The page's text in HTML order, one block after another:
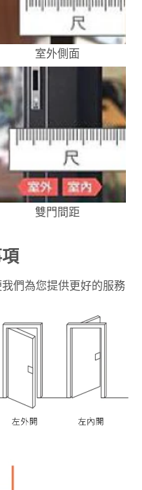
室外側面
雙門間距
們為您提供更好的服務